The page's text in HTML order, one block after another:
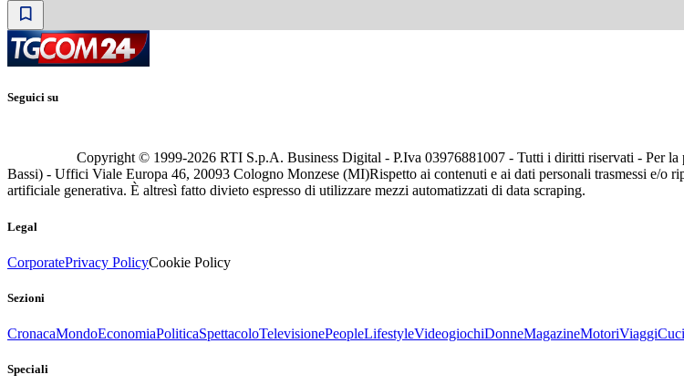
Seguici su
Copyright © 1999-2026 RTI S.p.A. Business Digital - P.Iva 03976881007 - Tutti i diritti riservati - Per
Bassi) - Uffici Viale Europa 46, 20093 Cologno Monzese (MI)Rispetto ai contenuti e ai dati personali trasmessi e/o
artificiale generativa. È altresì fatto divieto espresso di utilizzare mezzi automatizzati di data scraping.
Legal
CorporatePrivacy PolicyCookie Policy
Sezioni
CronacaMondoEconomiaPoliticaSpettacoloTelevisionePeopleLifestyleVideogiochiDonneMagazineMotoriViaggi
Speciali